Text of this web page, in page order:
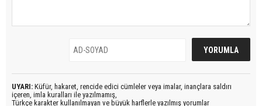
UYARI: Küfür, hakaret, rencide edici cümleler veya imalar, inançlara saldırı
içeren, imla kuralları ile yazılmamış,
Türkçe karakter kullanılmayan ve büyük harflerle yazılmış yorumlar